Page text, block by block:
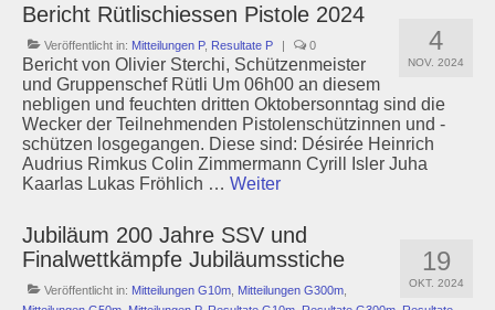
4
NOV. 2024
Bericht Rütlischiessen Pistole 2024
Veröffentlicht in: Mitteilungen P, Resultate P | 0
Bericht von Olivier Sterchi, Schützenmeister
und Gruppenschef Rütli Um 06h00 an diesem
nebligen und feuchten dritten Oktobersonntag sind die
Wecker der Teilnehmenden Pistolenschützinnen und -
schützen losgegangen. Diese sind: Désirée Heinrich
Audrius Rimkus Colin Zimmermann Cyrill Isler Juha
Kaarlas Lukas Fröhlich … Weiter
19
OKT. 2024
Jubiläum 200 Jahre SSV und
Finalwettkämpfe Jubiläumsstiche
Veröffentlicht in: Mitteilungen G10m Mitteilungen G300m